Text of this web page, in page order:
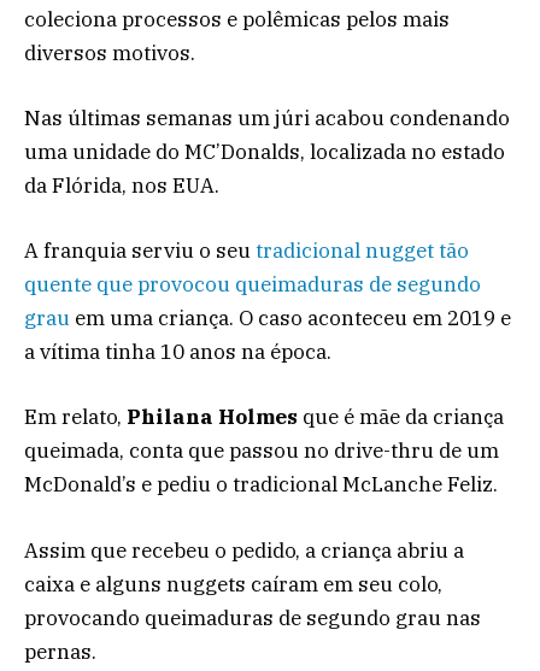
coleciona processos e polêmicas pelos mais
diversos motivos.
Nas últimas semanas um júri acabou condenando
uma unidade do MC’Donalds, localizada no estado
da Flórida, nos EUA.
A franquia serviu o seutradicional nugget tão
quente que provocou queimaduras de segundo
grau em uma criança. O caso aconteceu em 2019 e
a vítima tinha 10 anos na época.
Em relato, Philana Holmes que é mãe da criança
queimada, conta que passou no drive-thru de um
McDonald’s e pediu o tradicional McLanche Feliz.
Assim que recebeu o pedido, a criança abriu a
caixa e alguns nuggets caíram em seu colo,
provocando queimaduras de segundo grau nas
pernas.